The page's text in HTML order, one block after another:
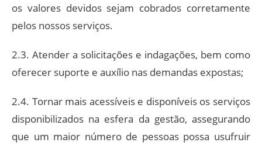
os valores devidos sejam cobrados corretamente
pelos nossos serviços.
2.3. Atender a solicitações e indagações, bem como
oferecer suporte e auxílio nas demandas expostas;
2.4. Tornar mais acessíveis e disponíveis os serviços
disponibilizados na esfera da gestão, assegurando
que um maior número de pessoas possa usufruir